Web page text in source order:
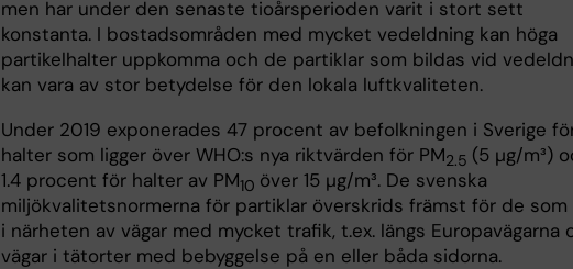
men har under den senaste tioårsperioden varit i stort sett
konstanta. I bostadsområden med mycket vedeldning kan höga
partikelhalter uppkomma och de partiklar som bildas vid
kan vara av stor betydelse för den lokala luftkvaliteten.
Under 2019 exponerades 47 procent av befolkningen i Sverige
halter som ligger över WHO:s nya riktvärden för PM2.5 (5 µg/m³)
1.4 procent för halter av PM10 över 15 µg/m³. De svenska
miljökvalitetsnormerna för partiklar överskrids främst för de som
i närheten av vägar med mycket trafik, t.ex. längs Europavägarna
vägar i tätorter med bebyggelse på en eller båda sidorna.